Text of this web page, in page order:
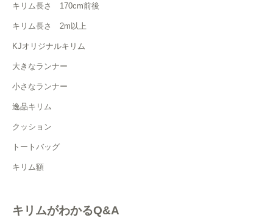
キリム長さ 170cm前後
キリム長さ 2m以上
KJオリジナルキリム
大きなランナー
小さなランナー
逸品キリム
クッション
トートバッグ
キリム額
キリムがわかるQ&A